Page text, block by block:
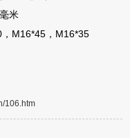
米
M16*45，M16*35
106.htm